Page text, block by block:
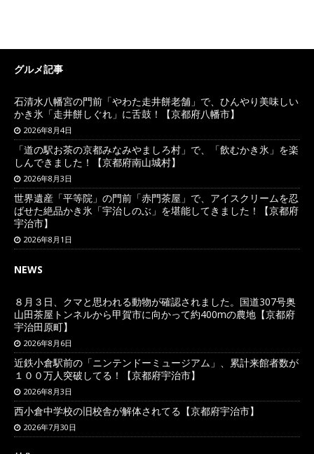
グルメ記事
石清水八幡宮の門前「やわた走井餅老舗」で、ひんやり美味しい
かき氷「走井餅しぐれ」に舌鼓！【京都府八幡市】
2026年8月4日
「道の駅お茶の京都みなみやましろ村」で、「飲むかき氷」を楽
しんできました！【京都府南山城村】
2026年8月3日
世界遺産「平等院」の門前「赤門茶屋」で、アイスクリームを忍
ばせた絶品かき氷「宇治しのぶ」を堪能してきました！【京都府
宇治市】
2026年8月1日
NEWS
８月３日、クマと思われる動物が確認されました。国道307号奥
山田茶屋トンネルから甲賀市に向かって約400mの農地【京都府
宇治田原町】
2026年8月6日
近鉄小倉駅前の「ニンテンドーミュージアム」、累計来館者数が
１００万人突破してる！【京都府宇治市】
2026年8月3日
西小倉中学校の旧校舎が解体されてる【京都府宇治市】
2026年7月30日